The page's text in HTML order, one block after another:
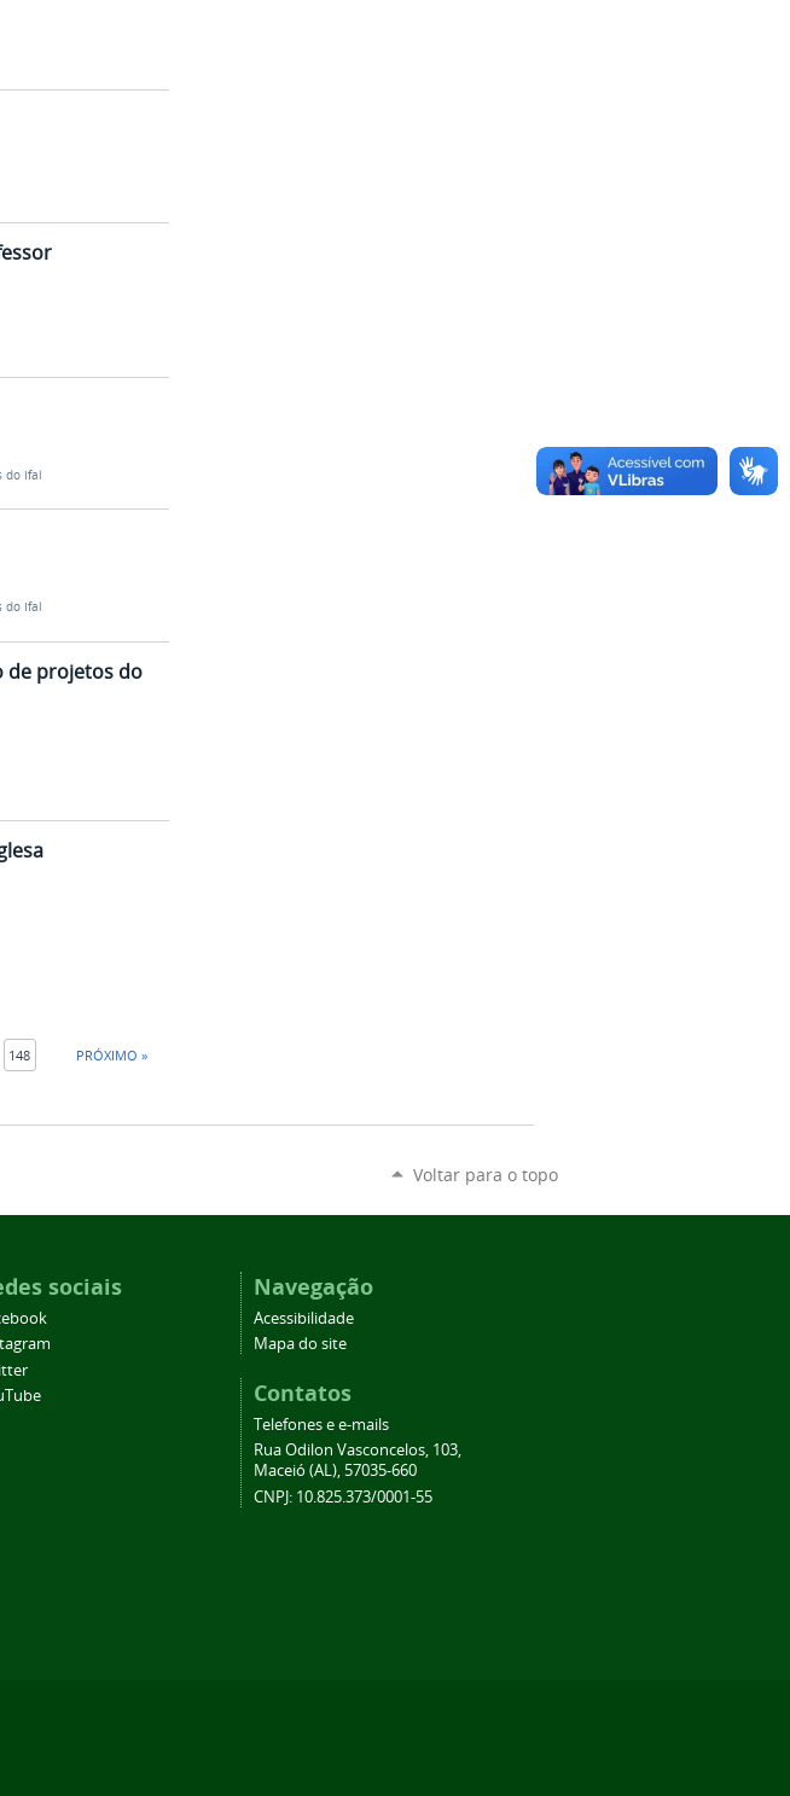
do Ifal
do Ifal
de projetos do
148 PRÓXIMO »
Voltar para o topo
sociais Navegação
Acessibilidade
Mapa do site
Contatos
Telefones e e-mails
Rua Odilon Vasconcelos, 103,
Maceió (AL), 57035-660
CNPJ: 10.825.373/0001-55